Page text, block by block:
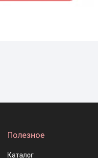
Полезное
Каталог